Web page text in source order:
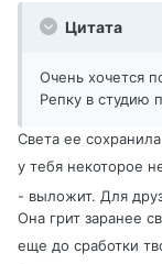
Цитата
Очень хочется
Репку в студию
Света ее
у тебя некоторое
- выложит. Для
Она грит заранее
еще до сработки